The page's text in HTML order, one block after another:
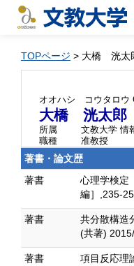
TOPページ > 大橋 洸太
オオハシ コウタロウ
大橋 洸太郎
所属
文教大学 情
職種
准教授
著書・論文歴
著書
心理学検
編］,235-
著書
共分散構造
(共著)
著書
項目反応理